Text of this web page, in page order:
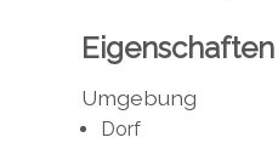
Eigenschaften
Umgebung
Dorf